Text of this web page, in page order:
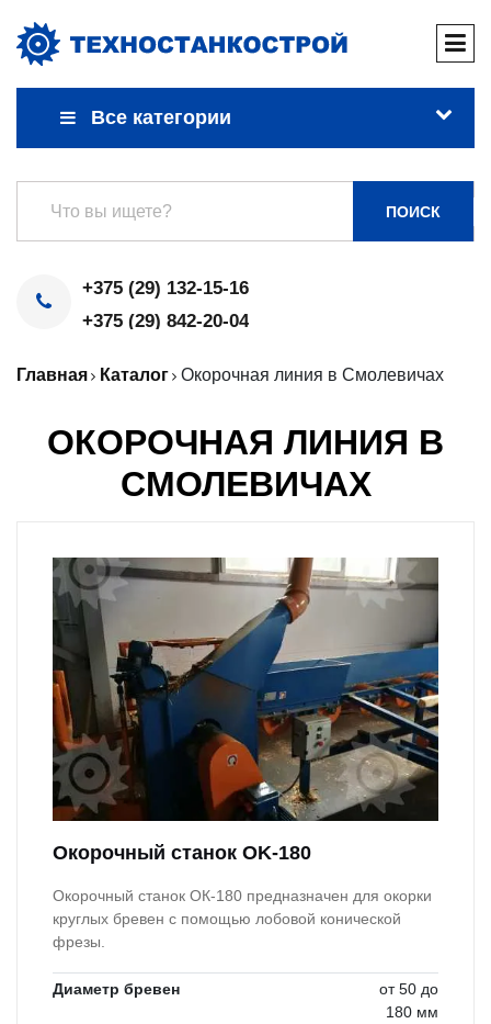
Все категории
ПОИСК
+375 (29) 132-15-16
+375 (29) 842-20-04
Главная Каталог Окорочная линия в Смолевичах
ОКОРОЧНАЯ ЛИНИЯ В
СМОЛЕВИЧАХ
Окорочный станок OK-180
Окорочный станок ОК-180 предназначен для окорки
круглых бревен с помощью лобовой конической
фрезы.
Диаметр бревен
от 50 до
180 мм